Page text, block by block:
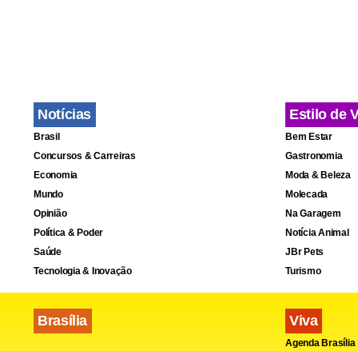
Notícias
Brasil
Concursos & Carreiras
Economia
Mundo
Opinião
Política & Poder
Saúde
Tecnologia & Inovação
Brasília
Estilo de
Bem Estar
Gastronomia
Moda & Beleza
Molecada
Na Garagem
Notícia Animal
JBr Pets
Turismo
Viva
Agenda Brasília